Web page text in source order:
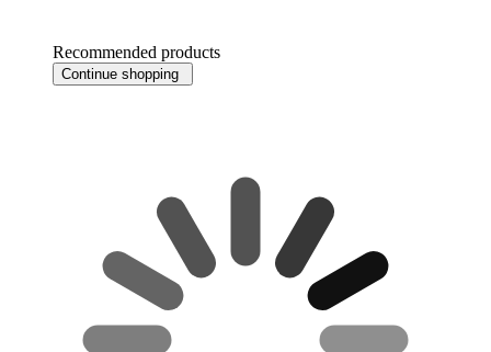
Recommended products
Continue shopping